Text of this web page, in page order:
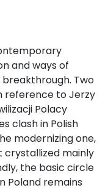
and ways of
Two
reference to Jerzy
Polacy
clash in Polish
modernizing one,
crystallized mainly
the basic circle
Poland remains